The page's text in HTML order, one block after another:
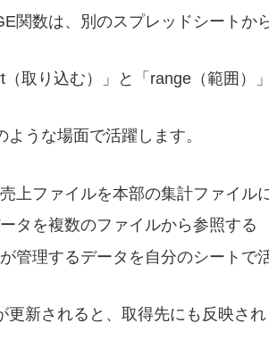
関数は、別のスプレッドシートか
取り込む）」と「range（範囲）
ような場面で活躍します。
上ファイルを本部の集計ファイル
タを複数のファイルから参照する
管理するデータを自分のシートで
更新されると、取得先にも反映さ